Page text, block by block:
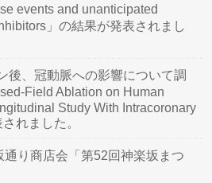
events and unanticipated
」の結果が発表されまし
後、冠動脈への影響について調
Field Ablation on Human
Study With Intracoronary
れました。
り商店会「第52回神楽坂まつ